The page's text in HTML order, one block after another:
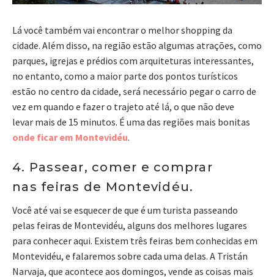
Lá você também vai encontrar o melhor shopping da
cidade. Além disso, na região estão algumas atrações, como
parques, igrejas e prédios com arquiteturas interessantes,
no entanto, como a maior parte dos pontos turísticos
estão no centro da cidade, será necessário pegar o carro de
vez em quando e fazer o trajeto até lá, o que não deve
levar mais de 15 minutos. É uma das regiões mais bonitas
onde ficar em Montevidéu.
4. Passear, comer e comprar
nas feiras de Montevidéu.
Você até vai se esquecer de que é um turista passeando
pelas feiras de Montevidéu, alguns dos melhores lugares
para conhecer aqui. Existem três feiras bem conhecidas em
Montevidéu, e falaremos sobre cada uma delas. A Tristán
Narvaja, que acontece aos domingos, vende as coisas mais